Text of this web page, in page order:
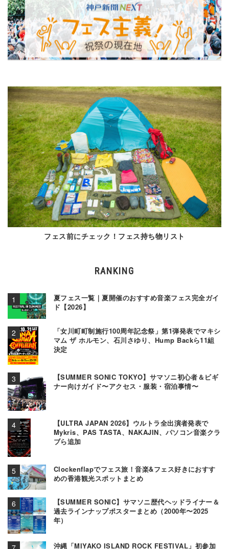
フェス前にチェック！フェス持ち物リスト
RANKING
夏フェス一覧｜夏開催のおすすめ音楽フェス完全ガイ
ド【2026】
「女川町町制施行100周年記念祭」第1弾発表でマキシ
マム ザ ホルモン、石川さゆり、Hump Backら11組
決定
【SUMMER SONIC TOKYO】サマソニ初心者＆ビギ
ナー向けガイド〜アクセス・服装・宿泊事情〜
【ULTRA JAPAN 2026】ウルトラ全出演者発表で
Mykris、PAS TASTA、NAKAJIN、パソコン音楽クラ
ブら追加
Clockenflapでフェス旅！音楽&フェス好きにおすす
めの香港観光スポットまとめ
【SUMMER SONIC】サマソニ歴代ヘッドライナー＆
過去ラインナップポスターまとめ（2000年〜2025
年）
沖縄「MIYAKO ISLAND ROCK FESTIVAL」初参加